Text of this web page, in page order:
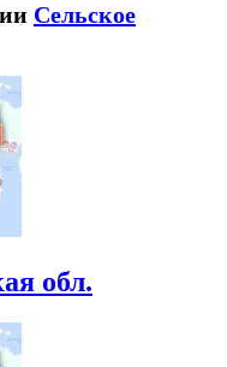
Сельское
обл.